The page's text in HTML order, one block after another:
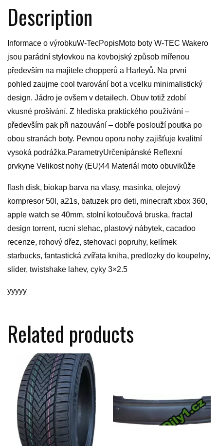
Description
Informace o výrobkuW-TecPopisMoto boty W-TEC Wakero
jsou parádní stylovkou na kovbojský způsob mířenou
především na majitele chopperů a Harleyů. Na první
pohled zaujme cool tvarování bot a vcelku minimalistický
design. Jádro je ovšem v detailech. Obuv totiž zdobí
vkusné prošívání. Z hlediska praktického používání –
především pak při nazouvání – dobře poslouží poutka po
obou stranách boty. Pevnou oporu nohy zajišťuje kvalitní
vysoká podrážka.ParametryUrčenípánské Reflexní
prvkyne Velikost nohy (EU)44 Materiál moto obuvikůže
flash disk, biokap barva na vlasy, masinka, olejový
kompresor 50l, a21s, batuzek pro deti, minecraft xbox 360,
apple watch se 40mm, stolní kotoučová bruska, fractal
design torrent, rucni slehac, plastový nábytek, cacadoo
recenze, rohový dřez, stehovaci popruhy, kelímek
starbucks, fantastická zvířata kniha, predlozky do koupelny,
slider, twistshake lahev, cyky 3×2.5
yyyyy
Related products